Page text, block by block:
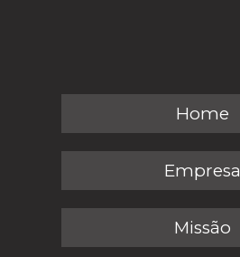
Home
Empresa
Missão